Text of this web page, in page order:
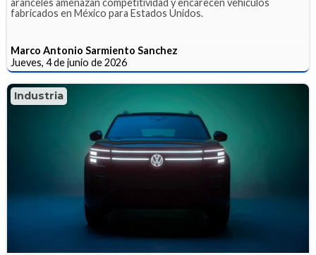
fabricados en México para Estados Unidos.
Marco Antonio Sarmiento Sanchez
Jueves, 4 de junio de 2026
Industria